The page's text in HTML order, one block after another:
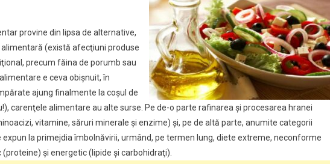
provine din lipsa de alternative,
(există afecţiuni produse
precum făina de porumb sau
e ceva obişnuit, în
ajung finalmente la coşul de
carenţele alimentare au alte surse. Pe de-o parte rafinarea şi procesarea hranei
vitamine, săruri minerale şi enzime) şi, pe de altă parte, anumite categorii
la primejdia îmbolnăvirii, urmând, pe termen lung, diete extreme, neconforme
şi energetic (lipide şi carbohidraţi).